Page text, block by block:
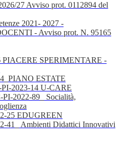
27 Avviso prot. 0112894 del
2021- 2027 -
- Avviso prot. N. 95165
PIACERE SPERIMENTARE -
ESTATE
2023-14 U-CARE
2022-89_ Socialità,
25 EDUGREEN
41_ Ambienti Didattici Innovativi